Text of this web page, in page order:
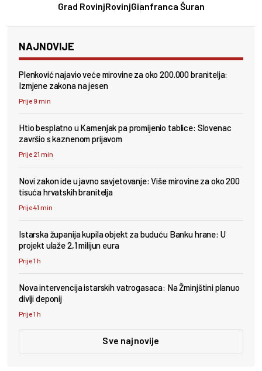
Grad RovinjRovinjGianfranca Šuran
NAJNOVIJE
Plenković najavio veće mirovine za oko 200.000 branitelja:
Izmjene zakona na jesen
Prije 9 min
Htio besplatno u Kamenjak pa promijenio tablice: Slovenac
završio s kaznenom prijavom
Prije 21 min
Novi zakon ide u javno savjetovanje: Više mirovine za oko 200
tisuća hrvatskih branitelja
Prije 41 min
Istarska županija kupila objekt za buduću Banku hrane: U
projekt ulaže 2,1 milijun eura
Prije 1 h
Nova intervencija istarskih vatrogasaca: Na Žminjštini planuo
divlji deponij
Prije 1 h
Sve najnovije